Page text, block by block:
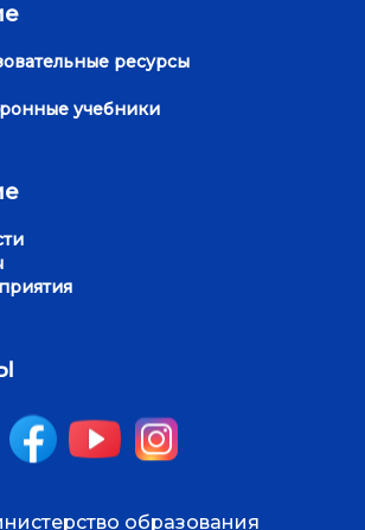
ресурсы
учебники
образования